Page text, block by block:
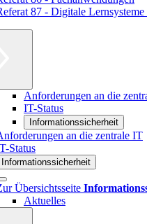
87 - Digitale
Anforderungen an die
IT-Status
Informationssicherheit
an die zentrale IT
Status
Informationssicherheit
Übersichtsseite
Aktuelles